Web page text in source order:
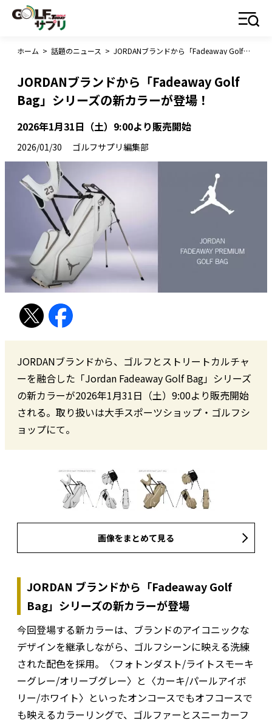
ホーム > 話題のニュース > JORDANブランドから「Fadeaway Golf Bag」シリーズの新カラーが登場！
JORDANブランドから「Fadeaway Golf
Bag」シリーズの新カラーが登場！
2026年1月31日（土）9:00より販売開始
2026/01/30 ゴルフサプリ編集部
JORDANブランドから、ゴルフとストリートカルチャ
ーを融合した「Jordan Fadeaway Golf Bag」シリーズ
の新カラーが2026年1月31日（土）9:00より販売開始
される。取り扱いは大手スポーツショップ・ゴルフシ
ョップにて。
画像をまとめて見る
JORDAN ブランドから「Fadeaway Golf
Bag」シリーズの新カラーが登場
今回登場する新カラーは、ブランドのアイコニックな
デザインを継承しながら、ゴルフシーンに映える洗練
された配色を採用。〈フォトンダスト/ライトスモーキ
ーグレー/オリーブグレー〉と〈カーキ/パールアイボ
リー/ホワイト〉といったオンコースでもオフコースで
も映えるカラーリングで、ゴルファーとスニーカーフ